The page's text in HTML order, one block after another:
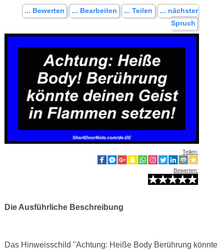
... Bewerten ... Bearbeiten ... Teilen
... nächster
Spruch
Teilen:
Bewerten:
Die Ausführliche Beschreibung
Das Hinweisschild "Achtung: Heiße Body Berührung könnte